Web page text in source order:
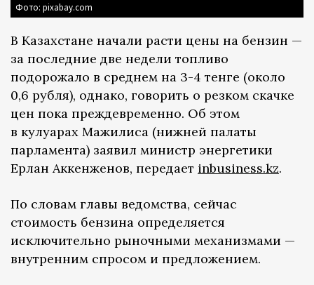
Фото: pixabay.com
В Казахстане начали расти цены на бензин —
за последние две недели топливо
подорожало в среднем на 3-4 тенге (около
0,6 рубля), однако, говорить о резком скачке
цен пока преждевременно. Об этом
в кулуарах Мажилиса (нижней палаты
парламента) заявил министр энергетики
Ерлан Аккенженов, передает inbusiness.kz.
По словам главы ведомства, сейчас
стоимость бензина определяется
исключительно рыночными механизмами —
внутренним спросом и предложением.